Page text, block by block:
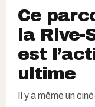
Ce
la Rive-
est
ultime
Il y a même un